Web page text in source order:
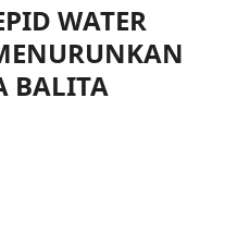
WATER
BALITA